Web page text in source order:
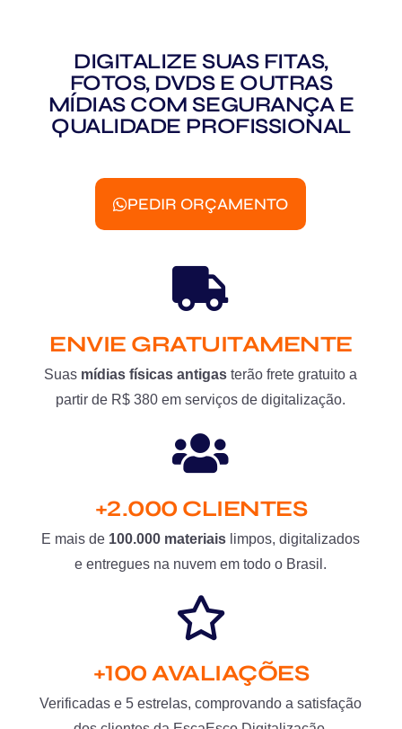
DIGITALIZE SUAS FITAS,
FOTOS, DVDS E OUTRAS
MÍDIAS COM SEGURANÇA E
QUALIDADE PROFISSIONAL
PEDIR ORÇAMENTO
ENVIE GRATUITAMENTE
Suas mídias físicas antigas terão frete gratuito a
partir de R$ 380 em serviços de digitalização.
+2.000 CLIENTES
E mais de 100.000 materiais limpos, digitalizados
e entregues na nuvem em todo o Brasil.
+100 AVALIAÇÕES
Verificadas e 5 estrelas, comprovando a satisfação